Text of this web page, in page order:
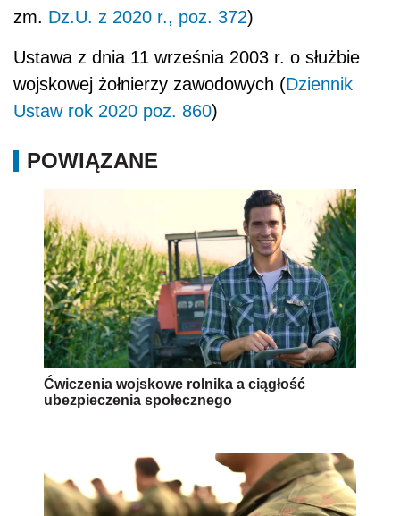
zm. Dz.U. z 2020 r., poz. 372)
Ustawa z dnia 11 września 2003 r. o służbie
wojskowej żołnierzy zawodowych (Dziennik
Ustaw rok 2020 poz. 860)
POWIĄZANE
Ćwiczenia wojskowe rolnika a ciągłość
ubezpieczenia społecznego